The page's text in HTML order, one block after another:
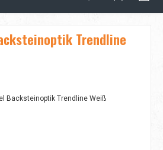
Trendline